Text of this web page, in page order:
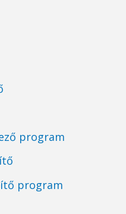
program
program